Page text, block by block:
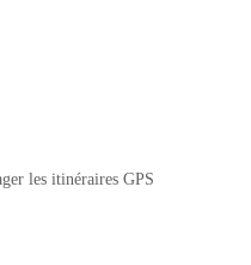
les itinéraires GPS